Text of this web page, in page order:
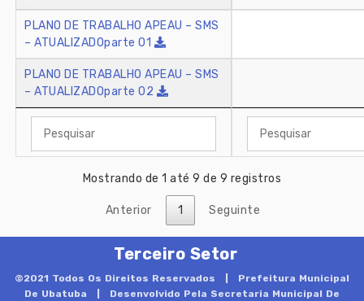
PLANO DE TRABALHO APEAU – SMS
– ATUALIZADOparte 01
PLANO DE TRABALHO APEAU – SMS
– ATUALIZADOparte 02
Mostrando de 1 até 9 de 9 registros
Anterior 1 Seguinte
Terceiro Setor
©2021 Todos Os Direitos Reservados | Prefeitura Municipal
De Ubatuba | Desenvolvido Pela Secretaria Municipal De